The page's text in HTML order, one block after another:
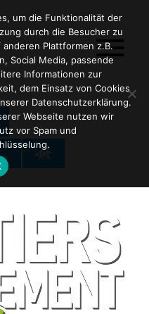
um die Funktionalität der
durch die Besucher zu
Plattformen z.B.
Social Media, passende
Informationen zur
dem Einsatz von Cookies
Datenschutzerklärung.
Webseite nutzen wir
vor Spam und